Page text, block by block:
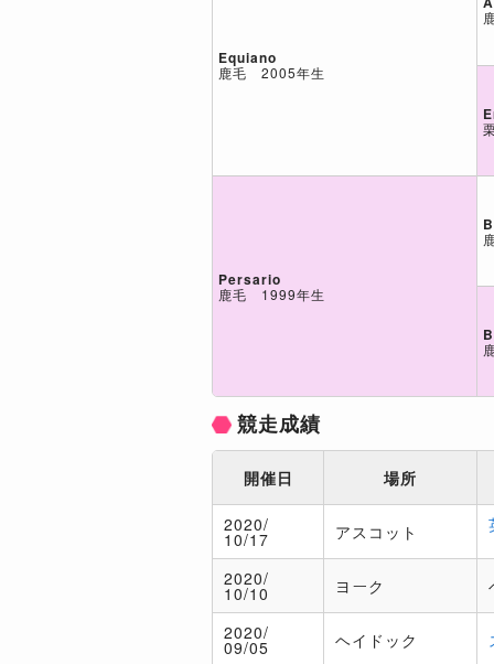
Equiano
鹿毛 2005年生
Persario
鹿毛 1999年生
競走成績
開催日 場所
2020/
10/17 アスコット
2020/
10/10 ヨーク
2020/
09/05 ヘイドック